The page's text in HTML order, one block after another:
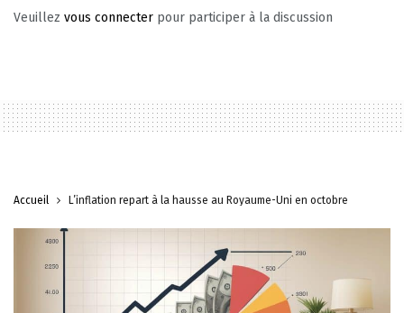
Veuillez vous connecter pour participer à la discussion
Accueil L’inflation repart à la hausse au Royaume-Uni en octobre